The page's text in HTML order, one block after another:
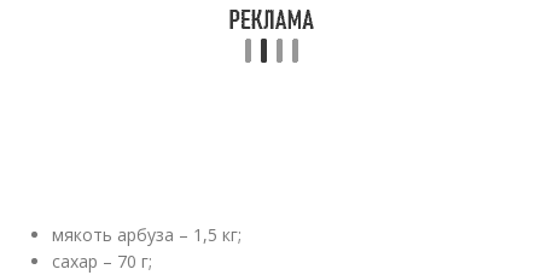
мякоть арбуза – 1,5 кг;
сахар – 70 г;